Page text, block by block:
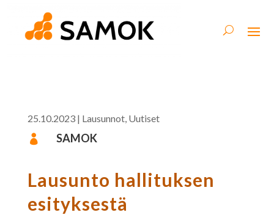
25.10.2023| Lausunnot, Uutiset
 SAMOK
Lausunto hallituksen
esityksestä